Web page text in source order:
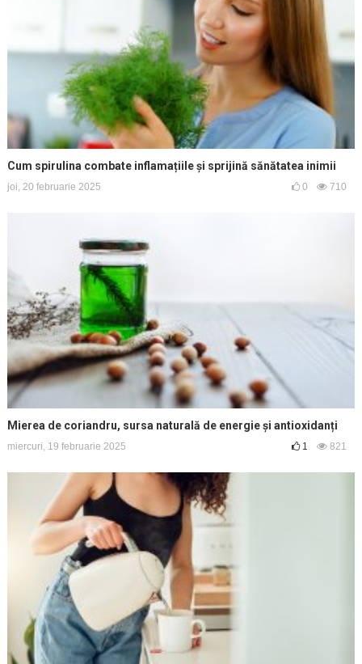
Cum spirulina combate inflamațiile și sprijină sănătatea inimii
joi, 20 februarie 2025 0 710
Mierea de coriandru, sursa naturală de energie și antioxidanți
miercuri, 19 februarie 2025 1 821